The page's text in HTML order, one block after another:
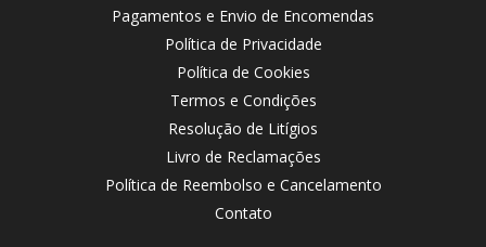
Pagamentos e Envio de Encomendas
Política de Privacidade
Política de Cookies
Termos e Condições
Resolução de Litígios
Livro de Reclamações
Política de Reembolso e Cancelamento
Contato